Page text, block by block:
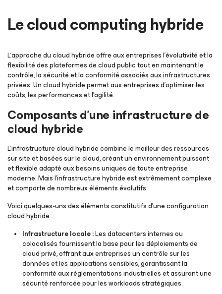
Le cloud computing hybride
L’approche du cloud hybride offre aux entreprises l’évolutivité et la
flexibilité des plateformes de cloud public tout en maintenant le
contrôle, la sécurité et la conformité associés aux infrastructures
privées. Un cloud hybride permet aux entreprises d’optimiser les
coûts, les performances et l’agilité.
Composants d’une infrastructure de
cloud hybride
L'infrastructure cloud hybride combine le meilleur des ressources
sur site et basées sur le cloud, créant un environnement puissant
et flexible adapté aux besoins uniques de toute entreprise
moderne. Mais l’infrastructure hybride est extrêmement complexe
et comporte de nombreux éléments évolutifs.
Voici quelques-uns des éléments constitutifs d’une configuration
cloud hybride :
Infrastructure locale :Les datacenters internes ou
colocalisés fournissent la base pour les déploiements de
cloud privé, offrant aux entreprises un contrôle sur les
données et les applications sensibles, garantissant la
conformité aux réglementations industrielles et assurant une
sécurité renforcée pour les workloads stratégiques.